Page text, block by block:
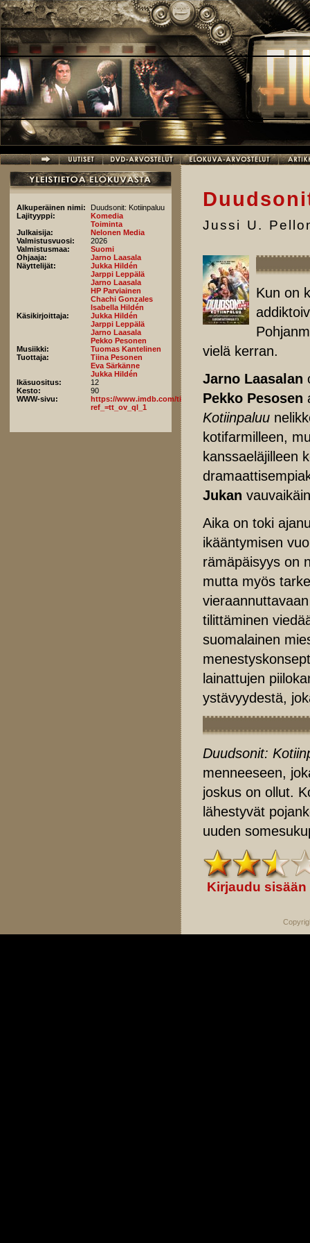
Hyppää pääsisältöön
Alkuperäinen nimi:
Duudsonit: Kotiinpaluu
Lajityyppi:
Komedia
Toiminta
Julkaisija:
Nelonen Media
Valmistusvuosi:
2026
Valmistusmaa:
Suomi
Ohjaaja:
Jarno Laasala
Näyttelijät:
Jukka Hildén
Jarppi Leppälä
Jarno Laasala
HP Parviainen
Chachi Gonzales
Isabella Hildén
Käsikirjoittaja:
Jukka Hildén
Jarppi Leppälä
Jarno Laasala
Pekko Pesonen
Musiikki:
Tuomas Kantelinen
Tuottaja:
Tiina Pesonen
Eva Särkänne
Jukka Hildén
Ikäsuositus:
12
Kesto:
90
WWW-sivu:
https://www.imdb.com/title/tt38593144/fullcredits/?
ref_=tt_ov_ql_1
Jussi U.
Kun on
vielä kerran.
Jarno Laasalan
Pekko Pesosen
Kotiinpaluu
kotifarmilleen,
kanssaeläjilleen
Jukan
Aika on toki
ikääntymisen
rämäpäisyys on
mutta myös
tilittäminen
suomalainen
lainattujen
ystävyydestä,
Duudsonit:
menneeseen,
joskus on ollut.
lähestyvät
uuden
Kirjaudu sisään